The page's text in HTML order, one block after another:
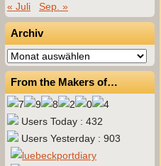
« Juli
Sep. »
Archiv
Archiv
From the Makers of…
Users Today : 432
Users Yesterday : 903